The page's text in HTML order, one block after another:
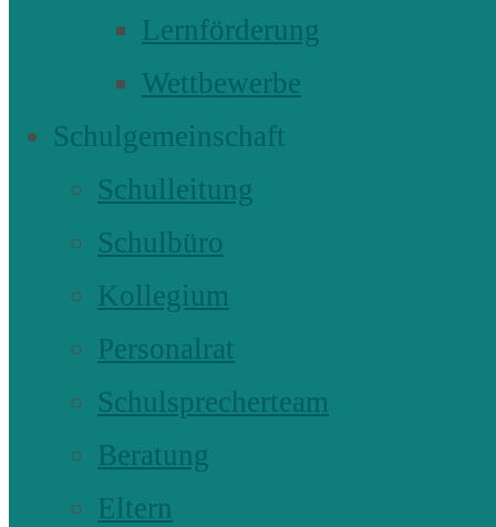
Lernförderung
Wettbewerbe
Schulgemeinschaft
Schulleitung
Schulbüro
Kollegium
Personalrat
Schulsprecherteam
Beratung
Eltern